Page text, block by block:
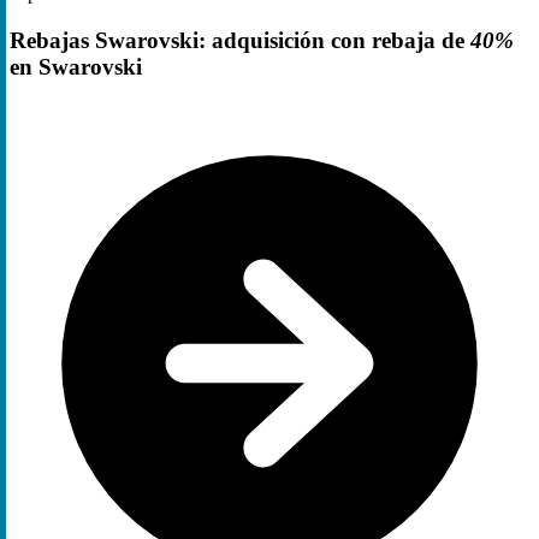
Rebajas Swarovski: adquisición con rebaja de40%
en Swarovski